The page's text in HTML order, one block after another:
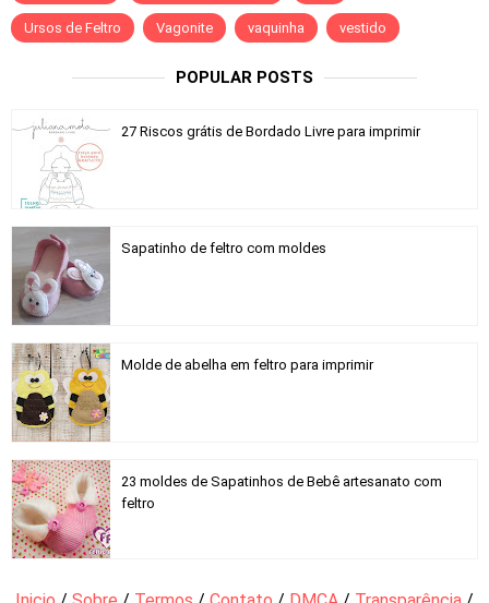
Ursos de Feltro Vagonite vaquinha vestido
POPULAR POSTS
27 Riscos grátis de Bordado Livre para imprimir
Sapatinho de feltro com moldes
Molde de abelha em feltro para imprimir
23 moldes de Sapatinhos de Bebê artesanato com
feltro